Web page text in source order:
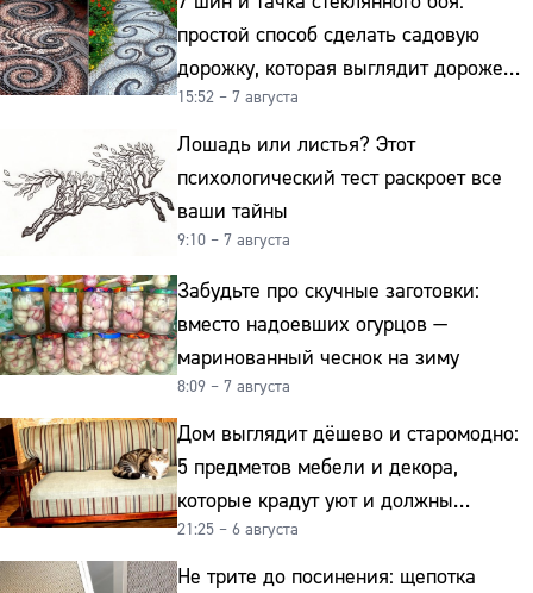
простой способ сделать садовую
дорожку, которая выглядит дороже
гранита
15:52 – 7 августа
Лошадь или листья? Этот
психологический тест раскроет все
ваши тайны
9:10 – 7 августа
Забудьте про скучные заготовки:
вместо надоевших огурцов —
маринованный чеснок на зиму
8:09 – 7 августа
Дом выглядит дёшево и старомодно:
5 предметов мебели и декора,
которые крадут уют и должны
отправиться на свалку прямо сейчас
21:25 – 6 августа
Не трите до посинения: щепотка